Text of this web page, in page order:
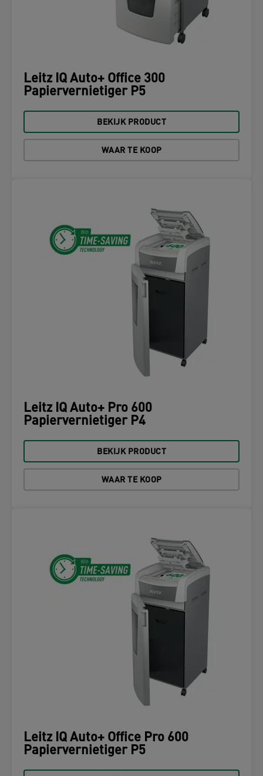
Leitz IQ Auto+ Office 300
Papiervernietiger P5
BEKIJK PRODUCT
WAAR TE KOOP
Leitz IQ Auto+ Pro 600
Papiervernietiger P4
BEKIJK PRODUCT
WAAR TE KOOP
Leitz IQ Auto+ Office Pro 600
Papiervernietiger P5